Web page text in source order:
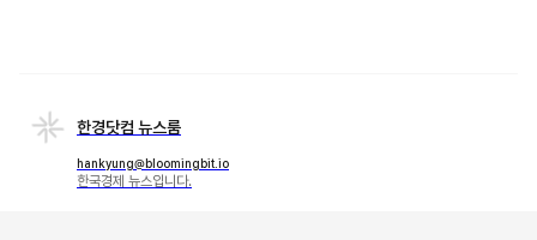
한경닷컴 뉴스룸
hankyung@bloomingbit.io
한국경제 뉴스입니다.